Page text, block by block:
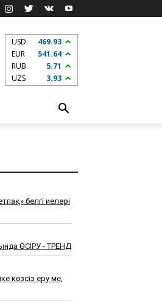
USD
469.93
EUR
541.64
RUB
5.71
UZS
3.93
белгі иелері
ӨСІРУ - ТРЕНД
көзсіз еру ме,